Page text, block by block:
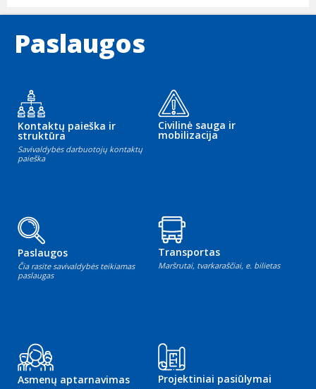
Paslaugos
Kontaktų paieška ir
struktūra
Savivaldybės darbuotojų kontaktų
paieška
Civilinė sauga ir
mobilizacija
Paslaugos
Čia rasite savivaldybės teikiamas
paslaugas
Transportas
Maršrutai, tvarkaraščiai, e. bilietas
Asmenų aptarnavimas Projektiniai pasiūlymai